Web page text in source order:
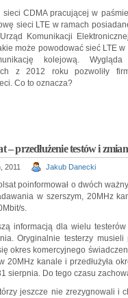
CDMA pracującej w
sieci LTE w ramach
Komunikacji
może powodować sieć LTE
kolejową.
z 2012 roku pozwoliły
Co to oznacza?
– przedłużenie testów i
2011 Jakub Danecki
poinformował o dwóch
w szerszym, 20MHz
s.
informacją dla wielu
Oryginalnie testerzy
okres komercyjnego
20MHz kanale i przedłużyła
sierpnia. Do tego czasu
jeszcze nie zrezygnowali i